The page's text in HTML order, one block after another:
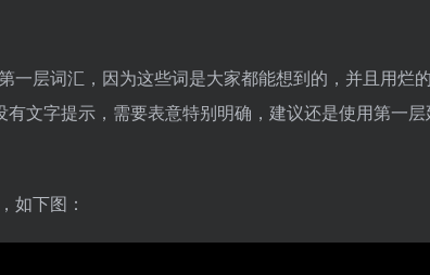
一层词汇，因为这些词是大家都能想到的，并且用烂
有文字提示，需要表意特别明确，建议还是使用第一
如下图：